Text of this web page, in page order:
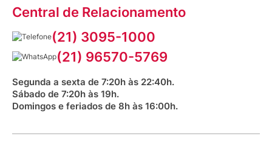
Aniversário Venancio 2025
Prazos e entregas
Bioimpedância Gratuita
Fale com o farmacêutico
Fale conosco
Saúde na praça
Central de Relacionamento
(21) 3095-1000
(21) 96570-5769
Segunda a sexta de 7:20h às 22:40h.
Sábado de 7:20h às 19h.
Domingos e feriados de 8h às 16:00h.